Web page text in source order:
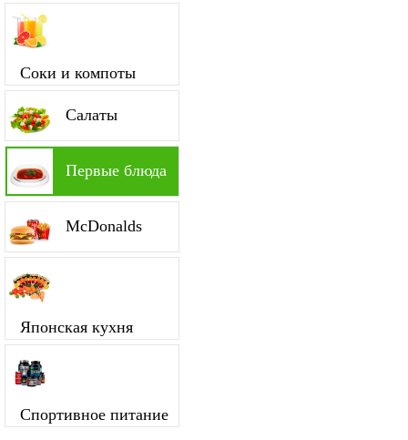
Соки и компоты
Салаты
Первые блюда
McDonalds
Японская кухня
Спортивное питание